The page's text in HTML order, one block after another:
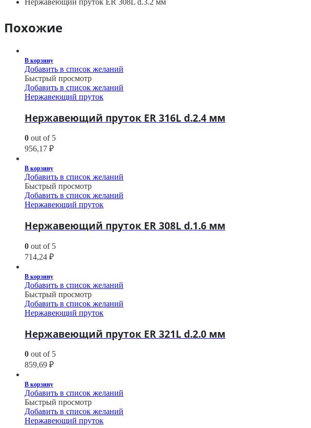
Нержавеющий пруток ER 308L d.3.2 мм
Похожие
В корзину
Добавить в список желаний
Быстрый просмотр
Добавить в список желаний
Нержавеющий пруток
Нержавеющий пруток ER 316L d.2.4 мм
0 out of 5
956,17 ₽
В корзину
Добавить в список желаний
Быстрый просмотр
Добавить в список желаний
Нержавеющий пруток
Нержавеющий пруток ER 308L d.1.6 мм
0 out of 5
714,24 ₽
В корзину
Добавить в список желаний
Быстрый просмотр
Добавить в список желаний
Нержавеющий пруток
Нержавеющий пруток ER 321L d.2.0 мм
0 out of 5
859,69 ₽
В корзину
Добавить в список желаний
Быстрый просмотр
Добавить в список желаний
Нержавеющий пруток